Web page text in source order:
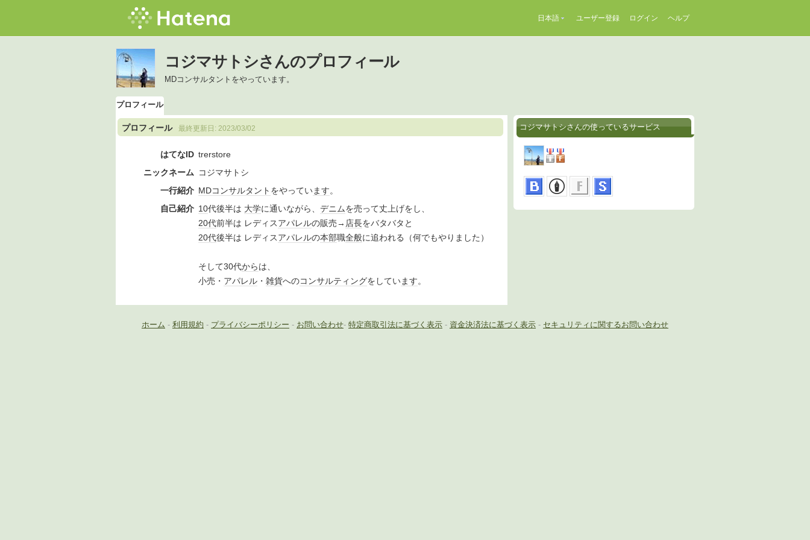
日本語 ユーザー登録 ログイン ヘルプ
コジマサトシさんのプロフィール
MDコンサルタントをやっています。
プロフィール
プロフィール 最終更新日: 2023/03/02
はてなID trerstore
ニックネーム コジマサトシ
一行紹介 MDコンサルタント をやっています。
自己紹介 10代後半は 大学に通いながら、 デニムを売って丈上げをし、
20代前半は レディスアパレルの販売→ 店長をバタバタと
20代後半は レディスアパレルの本部職全般に追われる（何でもやりました）
そして30代からは、
小売・ アパレル ・ 雑貨へのコンサルティングをしています。
コジマサトシさんの使っているサービス
ホーム - 利用規約 - プライバシーポリシー - お問い合わせ- 特定商取引法に基づく表示 - 資金決済法に基づく表示 - セキュリティに関するお問い合わせ